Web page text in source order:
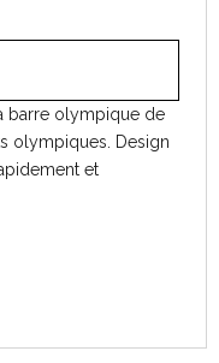
barre olympique de
olympiques. Design
et